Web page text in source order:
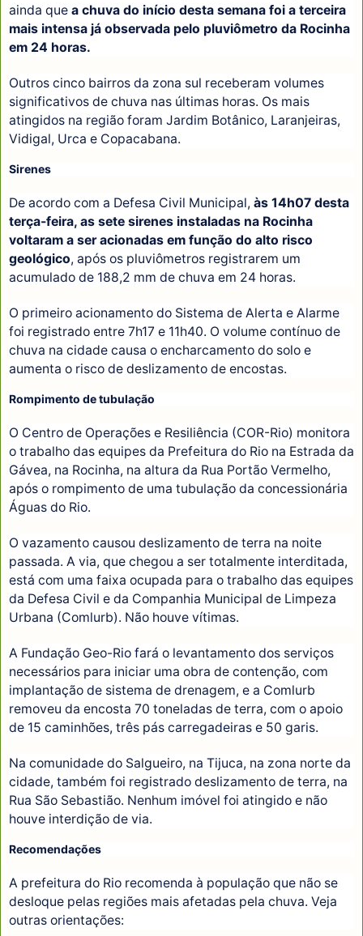
ainda que a chuva do início desta semana foi a terceira
mais intensa já observada pelo pluviômetro da Rocinha
em 24 horas.
Outros cinco bairros da zona sul receberam volumes
significativos de chuva nas últimas horas. Os mais
atingidos na região foram Jardim Botânico, Laranjeiras,
Vidigal, Urca e Copacabana.
Sirenes
De acordo com a Defesa Civil Municipal, às 14h07 desta
terça-feira, as sete sirenes instaladas na Rocinha
voltaram a ser acionadas em função do alto risco
geológico, após os pluviômetros registrarem um
acumulado de 188,2 mm de chuva em 24 horas.
O primeiro acionamento do Sistema de Alerta e Alarme
foi registrado entre 7h17 e 11h40. O volume contínuo de
chuva na cidade causa o encharcamento do solo e
aumenta o risco de deslizamento de encostas.
Rompimento de tubulação
O Centro de Operações e Resiliência (COR-Rio) monitora
o trabalho das equipes da Prefeitura do Rio na Estrada da
Gávea, na Rocinha, na altura da Rua Portão Vermelho,
após o rompimento de uma tubulação da concessionária
Águas do Rio.
O vazamento causou deslizamento de terra na noite
passada. A via, que chegou a ser totalmente interditada,
está com uma faixa ocupada para o trabalho das equipes
da Defesa Civil e da Companhia Municipal de Limpeza
Urbana (Comlurb). Não houve vítimas.
A Fundação Geo-Rio fará o levantamento dos serviços
necessários para iniciar uma obra de contenção, com
implantação de sistema de drenagem, e a Comlurb
removeu da encosta 70 toneladas de terra, com o apoio
de 15 caminhões, três pás carregadeiras e 50 garis.
Na comunidade do Salgueiro, na Tijuca, na zona norte da
cidade, também foi registrado deslizamento de terra, na
Rua São Sebastião. Nenhum imóvel foi atingido e não
houve interdição de via.
Recomendações
A prefeitura do Rio recomenda à população que não se
desloque pelas regiões mais afetadas pela chuva. Veja
outras orientações: